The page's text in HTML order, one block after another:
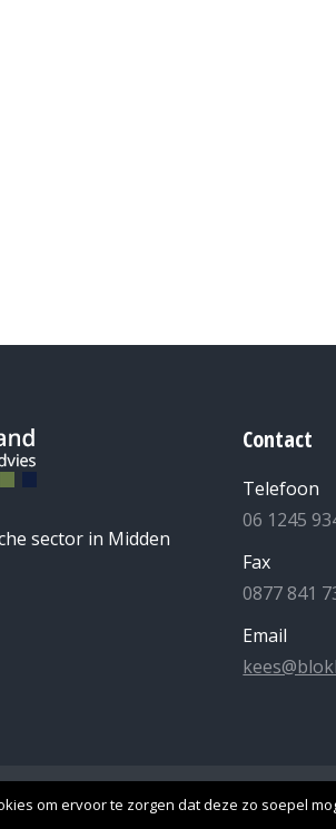
sector in Midden
Contact
Telefoon
06 1245
Fax
0877 841
Email
© 2019 Blokland Advies - Alle rechten
om ervoor te zorgen dat deze zo soepel